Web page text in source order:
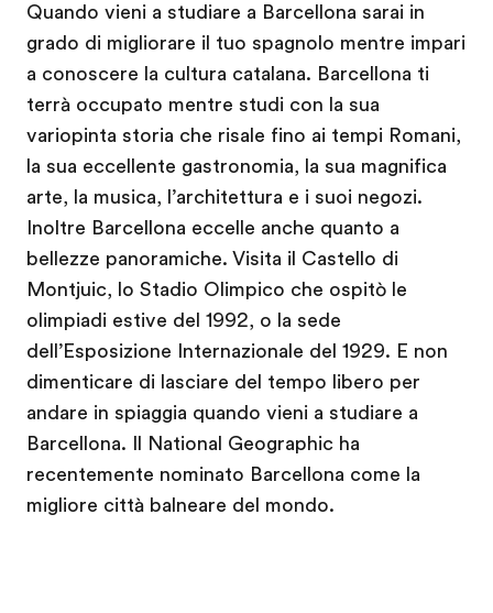
Quando vieni a studiare a Barcellona sarai in
grado di migliorare il tuo spagnolo mentre impari
a conoscere la cultura catalana. Barcellona ti
terrà occupato mentre studi con la sua
variopinta storia che risale fino ai tempi Romani,
la sua eccellente gastronomia, la sua magnifica
arte, la musica, l’architettura e i suoi negozi.
Inoltre Barcellona eccelle anche quanto a
bellezze panoramiche. Visita il Castello di
Montjuic, lo Stadio Olimpico che ospitò le
olimpiadi estive del 1992, o la sede
dell’Esposizione Internazionale del 1929. E non
dimenticare di lasciare del tempo libero per
andare in spiaggia quando vieni a studiare a
Barcellona. Il National Geographic ha
recentemente nominato Barcellona come la
migliore città balneare del mondo.